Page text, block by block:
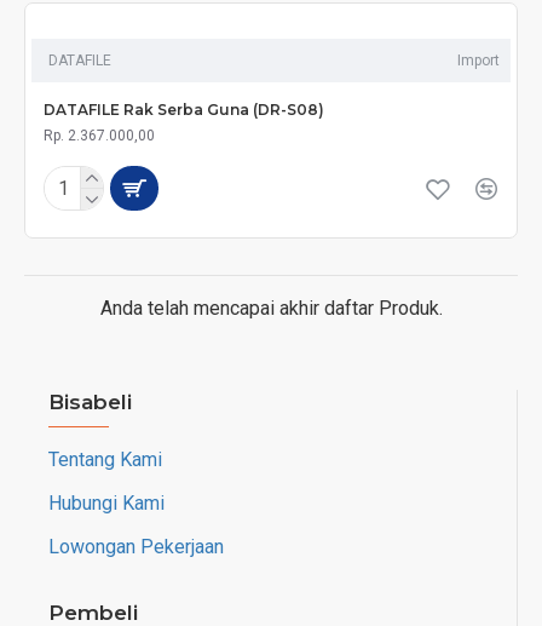
DATAFILE Import
DATAFILE Rak Serba Guna (DR-S08)
Rp. 2.367.000,00
Anda telah mencapai akhir daftar Produk.
Bisabeli
Tentang Kami
Hubungi Kami
Lowongan Pekerjaan
Pembeli